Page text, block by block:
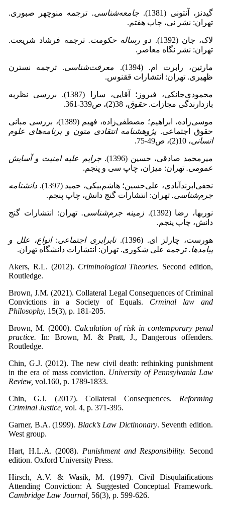
گیدنز، آنتونی (1381). جامعه‌شناسی. ترجمه منوچهر صبوری.
تهران: نشر نی، چاپ هفتم.
لاک، جان (1392). دو رساله‌ حکومت. ترجمه فرشاد شریعت.
تهران: نشر نگاه معاصر.
مارتین، رابرت ام. (1394). معرفت‌شناسی. ترجمه نسترن
ظهیری. تهران: انتشارات ققنوس.
محمودی‌جانکی، فیروز؛ آقایی، سارا (1387). بررسی نظریه
بازدارندگی مجازات. حقوق،
موسی‌زاده، ابراهیم؛ مصطفی‌زاده، فهیم (1389)، بررسی مبانی
حقوق اجتماعی.پژوهشنامه انتقادی متون و برنامه‌های علوم
انسانی، 10(2)، ص49-75.
میرمحمد صادقی، حسین (1396).
جرایم علیه امنیت و آسایش
عمومی. تهران: میزان، چاپ سی و پنجم.
نجفی‌ابرندآبادی، علی‌حسین؛ هاشم‌بیکی، حمید (1397).
دانشنامه
جرم‌شناسی. تهران: انتشارات گنج دانش، چاپ پنجم.
نوربها، رضا (1392). زمینه جرم‌شناسی. تهران: انتشارات گنج
دانش، چاپ پنجم.
هورست، چارلز ای. (1396).
نابرابری اجتماعی: انواع، علل و
پیامدها. ترجمه علی شکوری. تهران: انتشارات دانشگاه تهران.
Akers, R.L. (2012). Criminological Theories. Second edition,
Routledge.
Brown, J.M. (2021). Collateral Legal Consequences of Criminal
Convictions in a Society of Equals. Crminal law and
Philosophy, 15(3), p. 181-205.
Brown, M. (2000). Calculation of risk in contemporary penal
practice. In: Brown, M. & Pratt, J., Dangerous offenders.
Routledge.
Chin, G.J. (2012). The new civil death: rethinking punishment
in the era of mass conviction. University of Pennsylvania Law
Review, vol.160, p. 1789-1833.
Chin, G.J. (2017). Collateral Consequences. Reforming
Criminal Justice, vol. 4, p. 371-395.
Garner, B.A. (1999). Black’s Law Dictinonary. Seventh edition.
West group.
Hart, H.L.A. (2008). Punishment and Responsibility. Second
edition. Oxford University Press.
Hirsch, A.V. & Wasik, M. (1997). Civil Disqulaifications
Attending Conviction: A Suggested Conceptual Framework.
Cambridge Law Journal, 56(3), p. 599-626.